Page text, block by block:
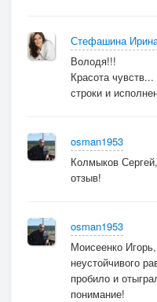
Стефашина
Володя!!!
Красота
строки и
osman1953
Колмыков
отзыв!
osman1953
Моисеенко
неустойчивого
пробило и
понимание!